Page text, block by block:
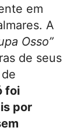
em
A
Osso”
de seus
foi
por